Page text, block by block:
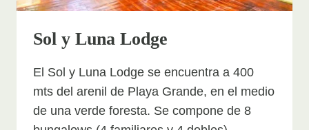
Sol y Luna Lodge
El Sol y Luna Lodge se encuentra a 400
mts del arenil de Playa Grande, en el medio
de una verde foresta. Se compone de 8